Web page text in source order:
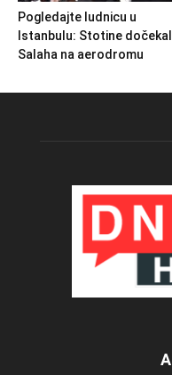
Pogledajte ludnicu u
Istanbulu: Stotine
Salaha na aerodromu